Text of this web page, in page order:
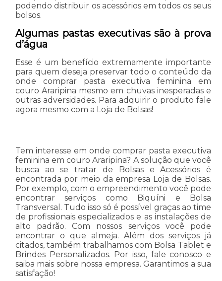
podendo distribuir os acessórios em todos os seus
bolsos.
Algumas pastas executivas são à prova
d’água
Esse é um benefício extremamente importante
para quem deseja preservar todo o conteúdo da
onde comprar pasta executiva feminina em
couro Araripina mesmo em chuvas inesperadas e
outras adversidades. Para adquirir o produto fale
agora mesmo com a Loja de Bolsas!
Tem interesse em onde comprar pasta executiva
feminina em couro Araripina? A solução que você
busca ao se tratar de Bolsas e Acessórios é
encontrada por meio da empresa Loja de Bolsas.
Por exemplo, com o empreendimento você pode
encontrar serviços como Biquíni e Bolsa
Transversal. Tudo isso só é possível graças ao time
de profissionais especializados e as instalações de
alto padrão. Com nossos serviços você pode
encontrar o que almeja. Além dos serviços já
citados, também trabalhamos com Bolsa Tablet e
Brindes Personalizados. Por isso, fale conosco e
saiba mais sobre nossa empresa. Garantimos a sua
satisfação!